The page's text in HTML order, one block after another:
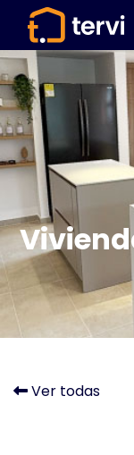
Ver todas